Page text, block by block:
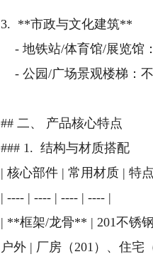
3. **市政与文化建筑**
- 地铁站/体育馆/展览馆
- 公园/广场景观楼梯：不
## 二、 产品核心特点
### 1. 结构与材质搭配
| 核心部件 | 常用材质 | 特
| ---- | ---- | ---- | ---- |
| **框架/龙骨** | 201不锈
户外 | 厂房（201）、住宅